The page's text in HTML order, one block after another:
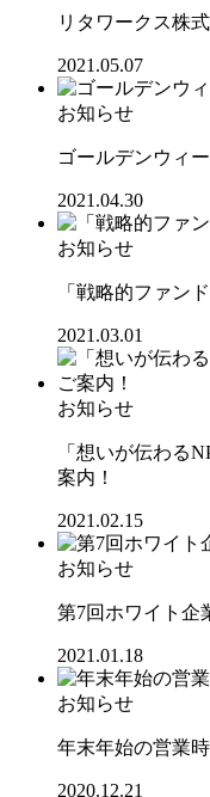
リタワークス株
2021.05.07
お知らせ
ゴールデンウィ
2021.04.30
お知らせ
「戦略的ファン
2021.03.01
お知らせ
「想いが伝わる
案内！
2021.02.15
お知らせ
第7回ホワイト企
2021.01.18
お知らせ
年末年始の営業
2020.12.21